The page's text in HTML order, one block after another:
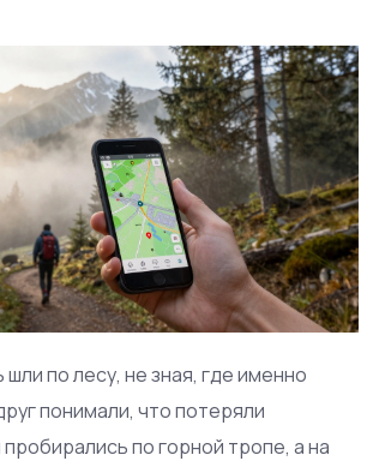
по лесу, не зная, где именно
понимали, что потеряли
по горной тропе, а на